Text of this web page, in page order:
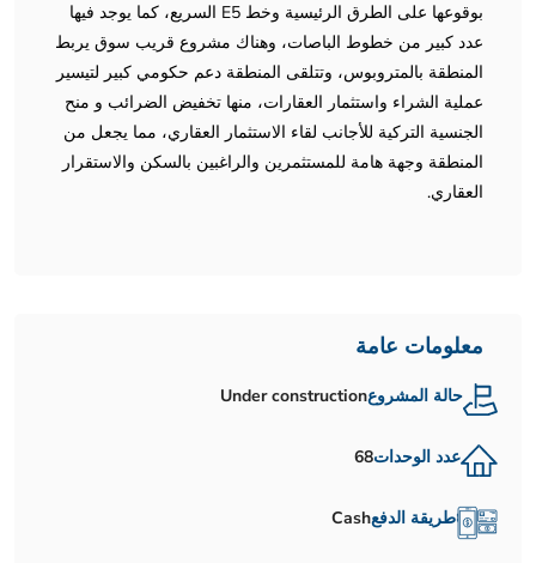
بوقوعها على الطرق الرئيسية وخط E5 السريع، كما يوجد فيها
عدد كبير من خطوط الباصات، وهناك مشروع قريب سوق يربط
المنطقة بالمتروبوس، وتتلقى المنطقة دعم حكومي كبير لتيسير
عملية الشراء واستثمار العقارات، منها تخفيض الضرائب و منح
الجنسية التركية للأجانب لقاء الاستثمار العقاري، مما يجعل من
المنطقة وجهة هامة للمستثمرين والراغبين بالسكن والاستقرار
العقاري.
معلومات عامة
حالة المشروعUnder construction
عدد الوحدات68
طريقة الدفعCash